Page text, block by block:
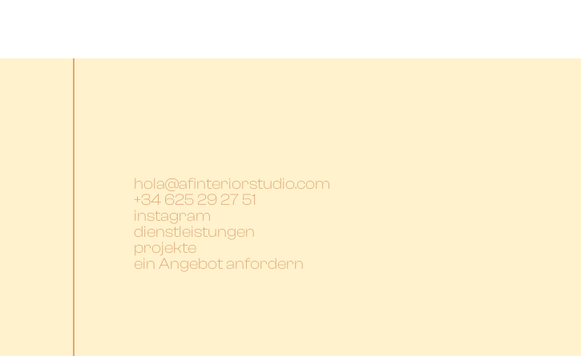
hola@afinteriorstudio.com
+34 625 29 27 51
instagram
dienstleistungen
projekte
ein Angebot anfordern